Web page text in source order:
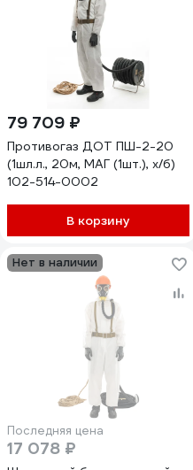
79 709 ₽
Противогаз ДОТ ПШ-2-20
(1шл.л., 20м, МАГ (1шт.), х/б)
102-514-0002
В корзину
Нет в наличии
Последняя цена
17 078 ₽